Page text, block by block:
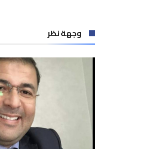
وجهة نظر